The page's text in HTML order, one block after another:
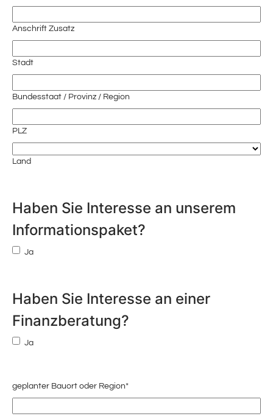
Anschrift Zusatz
Stadt
Bundesstaat / Provinz / Region
PLZ
Land
Haben Sie Interesse an unserem
Informationspaket?
Ja
Haben Sie Interesse an einer
Finanzberatung?
Ja
geplanter Bauort oder Region*